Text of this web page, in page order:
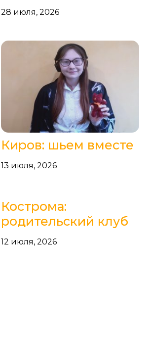
28 июля, 2026
Киров: шьем вместе
13 июля, 2026
Кострома:
родительский клуб
12 июля, 2026